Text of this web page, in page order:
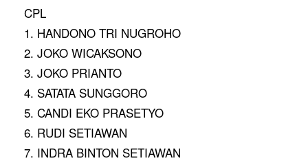
CPL
1. HANDONO TRI NUGROHO
2. JOKO WICAKSONO
3. JOKO PRIANTO
4. SATATA SUNGGORO
5. CANDI EKO PRASETYO
6. RUDI SETIAWAN
7. INDRA BINTON SETIAWAN